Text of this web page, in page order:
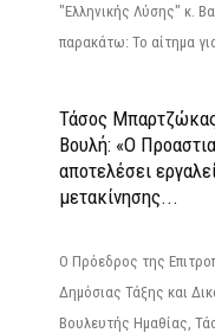
"Ελληνικής Λύσης" κ.
παρακάτω: Το αίτημα
Τάσος
Βουλή: «Ο
αποτελέσει
μετακίνησης...
Ο Πρόεδρος της
Δημόσιας Τάξης και
Βουλευτής Ημαθίας,